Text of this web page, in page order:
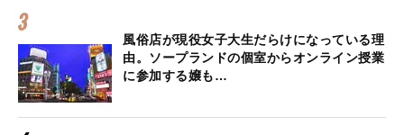
風俗店が現役女子大生だらけになっている理
由。ソープランドの個室からオンライン授業
に参加する嬢も…